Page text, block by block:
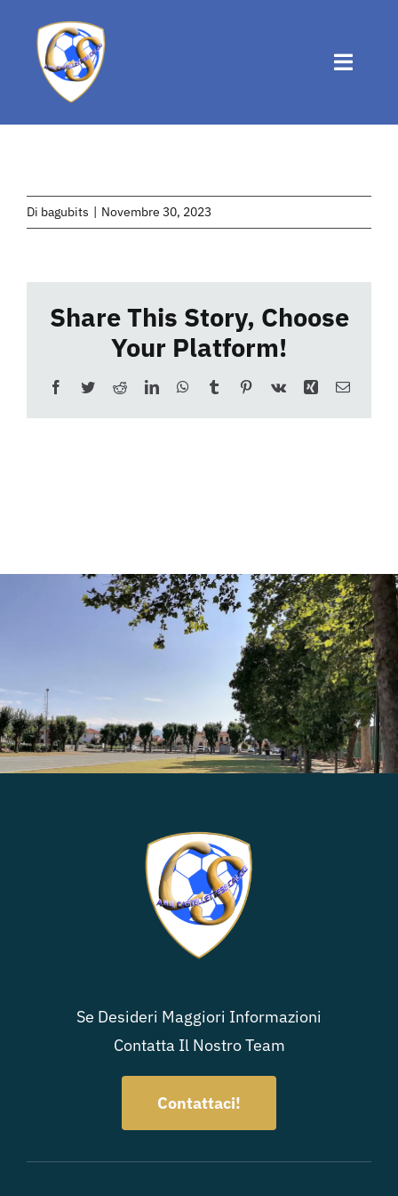
contenuto
Toggle
Chi siamo
News
Di bagubits | Novembre 30, 2023
Share This Story, Choose
Your Platform!
Facebook
TwitterRedditLinkedInWhatsApp
TumblrPinterest
Vk Xing Email
Se Desideri Maggiori Informazioni
Contatta Il Nostro Team
Contattaci!